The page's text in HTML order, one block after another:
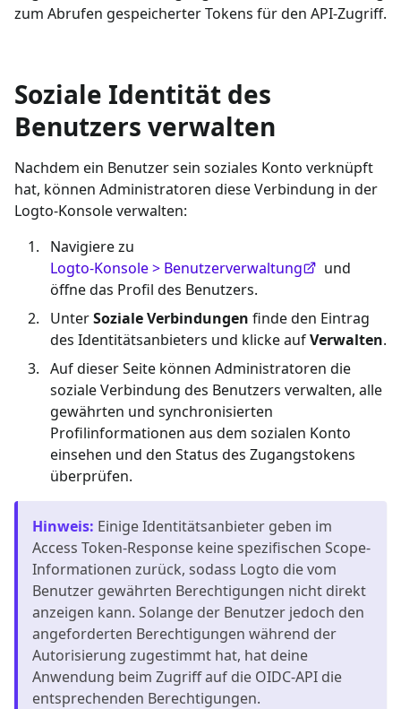
zum Abrufen gespeicherter Tokens für den API-Zugriff.
Soziale Identität des
Benutzers verwalten
Nachdem ein Benutzer sein soziales Konto verknüpft
hat, können Administratoren diese Verbindung in der
Logto-Konsole verwalten:
Navigiere zu
Logto-Konsole > Benutzerverwaltung
und
öffne das Profil des Benutzers.
UnterSoziale Verbindungen finde den Eintrag
des Identitätsanbieters und klicke aufVerwalten.
Auf dieser Seite können Administratoren die
soziale Verbindung des Benutzers verwalten, alle
gewährten und synchronisierten
Profilinformationen aus dem sozialen Konto
einsehen und den Status des Zugangstokens
überprüfen.
Hinweis: Einige Identitätsanbieter geben im
Access Token-Response keine spezifischen Scope-
Informationen zurück, sodass Logto die vom
Benutzer gewährten Berechtigungen nicht direkt
anzeigen kann. Solange der Benutzer jedoch den
angeforderten Berechtigungen während der
Autorisierung zugestimmt hat, hat deine
Anwendung beim Zugriff auf die OIDC-API die
entsprechenden Berechtigungen.